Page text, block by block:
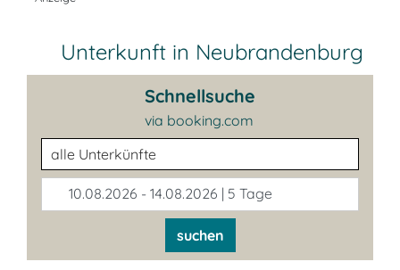
Unterkunft in Neubrandenburg
Schnellsuche
via booking.com
Unterkunftsart
10.08.2026 - 14.08.2026 | 5 Tage
suchen